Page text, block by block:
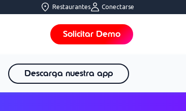
Restaurantes Conectarse
Solicitar Demo
Descarga nuestra app